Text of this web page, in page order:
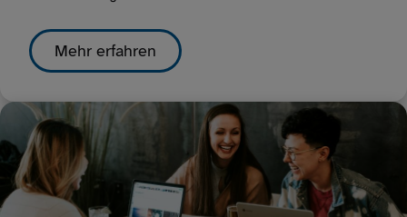
Mehr erfahren